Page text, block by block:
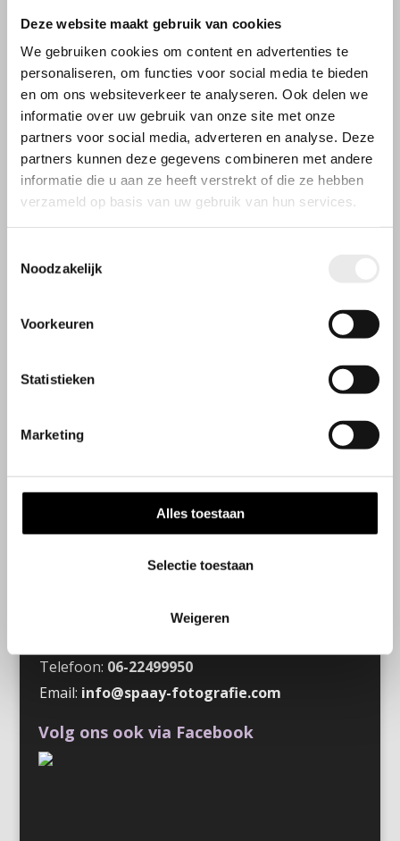
Deze website maakt gebruik van cookies
We gebruiken cookies om content en advertenties te
personaliseren, om functies voor social media te bieden
en om ons websiteverkeer te analyseren. Ook delen we
informatie over uw gebruik van onze site met onze
partners voor social media, adverteren en analyse. Deze
partners kunnen deze gegevens combineren met andere
informatie die u aan ze heeft verstrekt of die ze hebben
verzameld op basis van uw gebruik van hun services.
Noodzakelijk
Voorkeuren
Statistieken
Marketing
Alles toestaan
Selectie toestaan
Weigeren
Openingstijden
Contactgegevens
2913 LJ Nieuwerkerk aan den IJssel
Telefoon: 06-22499950
Email: info@spaay-fotografie.com
Volg ons ook via Facebook